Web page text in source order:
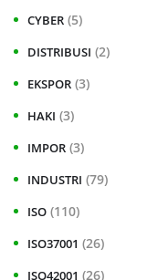
CYBER (5)
DISTRIBUSI (2)
EKSPOR (3)
HAKI (3)
IMPOR (3)
INDUSTRI (79)
ISO (110)
ISO37001 (26)
ISO42001 (26)